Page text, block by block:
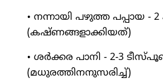
• നന്നായി പഴുത്ത പപ്പായ - 2
(കഷ്ണങ്ങളാക്കിയത്)
• ശർക്കര പാനി - 2-3
(മധുരത്തിനനുസരിച്ച്)